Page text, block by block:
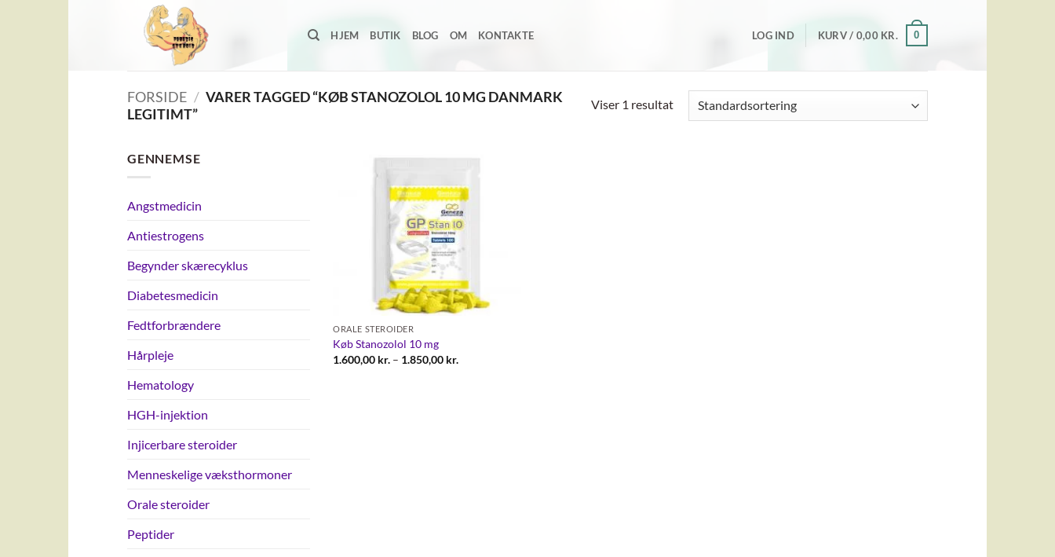
HJEM BUTIK BLOG OM KONTAKTE LOG IND KURV / 0,00 KR. 0
FORSIDE / VARER TAGGED “KØB STANOZOLOL 10 MG DANMARK
LEGITIMT”
Viser 1 resultat
GENNEMSE
Angstmedicin
Antiestrogens
Begynder skærecyklus
Diabetesmedicin
Fedtforbrændere
Hårpleje
Hematology
HGH-injektion
Injicerbare steroider
Menneskelige væksthormoner
Orale steroider
Peptider
ORALE STEROIDER
Køb Stanozolol 10 mg
1.600,00 kr. – 1.850,00 kr.